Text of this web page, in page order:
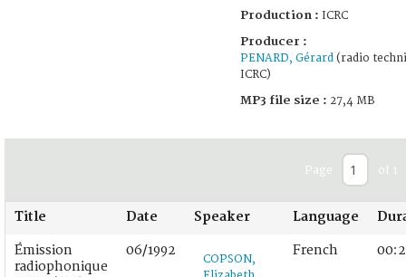
Production : ICRC
Producer :
PENARD, Gérard(radio
ICRC)
MP3 file size : 27,4 MB
Page of 1
Title Date Speaker Language
Émission
radiophonique
06/1992
COPSON,
French